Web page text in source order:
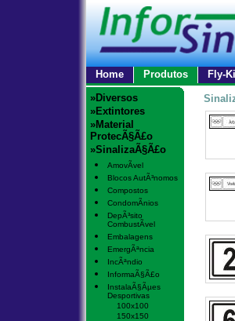
Home Produtos Fly-
»Diversos
»Extintores
»Material
ProtecÃ§Ã£o
»SinalizaÃ§Ã£o
AmovÃ­vel
Blocos AutÃ³nomos
Compostos
CondomÃ­nios
DepÃ³sito
CombustÃ­vel
Embalagens
EmergÃªncia
IncÃªndio
InformaÃ§Ã£o
InstalaÃ§Ãµes
Desportivas
100x100
150x150